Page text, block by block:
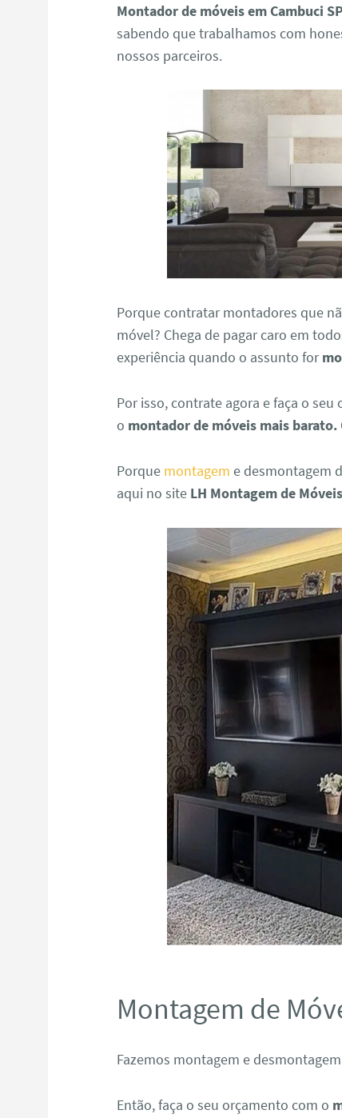
Montador de móveis em Cambuci SP
sabendo que trabalhamos com
nossos parceiros.
Porque contratar montadores que
móvel? Chega de pagar caro em
experiência quando o assunto for
Por isso, contrate agora e faça o
o montador de móveis mais barato.
Porque montagem e desmontagem
aqui no site LH Montagem de
Montagem de
Fazemos montagem e
Então, faça o seu orçamento com o